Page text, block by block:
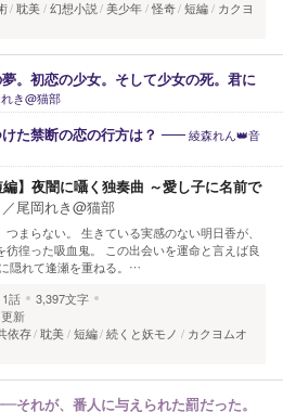
耽美 幻想小説 美少年 怪奇 短編
カクヨ
。初恋の少女。そして少女の死。君に
き@猫部
た禁断の恋の行方は？
綾森れん👑音
編】夜闇に囁く独奏曲 ～愛し子に名前で
／尾岡れき@猫部
まらない。 生きている実感のない明日香が、
彷徨った吸血鬼。 この出会いを運命と言えば良
隠れて逢瀬を重ねる。…
1話
3,397文字
新
依存 耽美 短編 続くと妖モノ
カクヨムオ
それが、番人に与えられた罰だった。